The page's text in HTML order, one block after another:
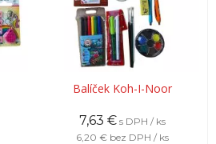
Balíček Koh-I-Noor
7,63 € s DPH / ks
6,20 € bez DPH / ks